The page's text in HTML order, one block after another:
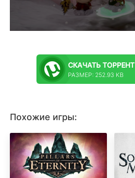
СКАЧАТЬ ТОРРЕНТ
РАЗМЕР: 252.93 KB
Похожие игры: